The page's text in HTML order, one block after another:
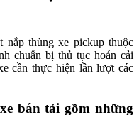
nắp thùng xe pickup thuộc
chuẩn bị thủ tục hoán cải
cần thực hiện lần lượt các
bán tải gồm những